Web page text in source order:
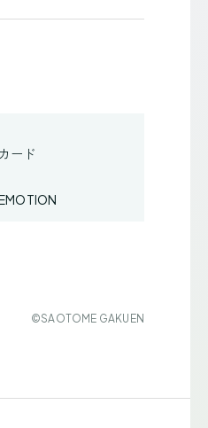
ード
©SAOTOME GAKUEN